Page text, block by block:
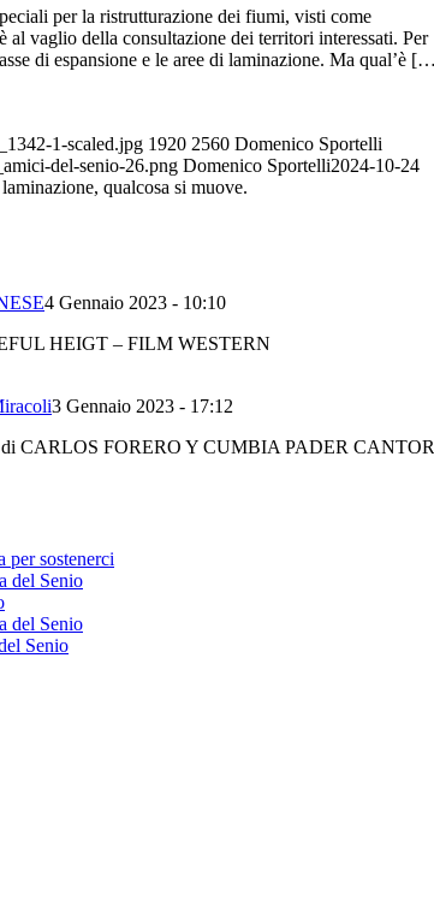
per la ristrutturazione dei fiumi, visti come
vaglio della consultazione dei territori interessati. Per
di espansione e le aree di laminazione. Ma qual’è
1-scaled.jpg 1920 2560 Domenico Sportelli
del-senio-26.png Domenico Sportelli2024-10-24
qualcosa si muove.
4 Gennaio 2023 - 10:10
HEIGT – FILM WESTERN
3 Gennaio 2023 - 17:12
di CARLOS FORERO Y CUMBIA PADER
per sostenerci
del Senio
del Senio
Senio